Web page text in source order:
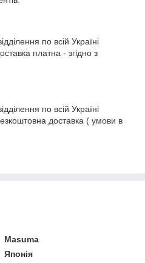
по всій Україні
платна - згідно з
по всій Україні
доставка ( умови в
Masuma
Японія